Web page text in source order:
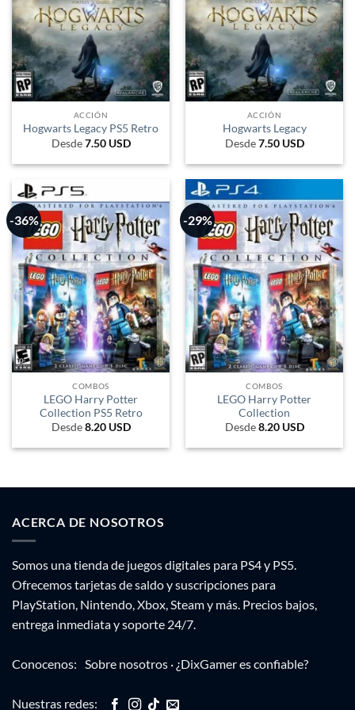
ACCIÓN
Hogwarts Legacy PS5 Retro
Desde7.50 USD
ACCIÓN
Hogwarts Legacy
Desde7.50 USD
-36%
COMBOS
LEGO Harry Potter
Collection PS5 Retro
Desde8.20 USD
-29%
COMBOS
LEGO Harry Potter
Collection
Desde8.20 USD
ACERCA DE NOSOTROS
Somos una tienda de juegos digitales para PS4 y PS5.
Ofrecemos tarjetas de saldo y suscripciones para
PlayStation, Nintendo, Xbox, Steam y más. Precios bajos,
entrega inmediata y soporte 24/7.
Conocenos: Sobre nosotros · ¿DixGamer es confiable?
Nuestras redes: